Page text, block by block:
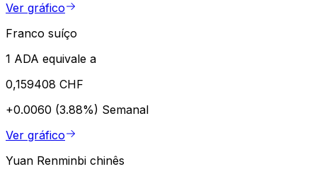
Ver gráfico
Franco suíço
1 ADA equivale a
0,159408 CHF
+0.0060 (3.88%) Semanal
Ver gráfico
Yuan Renminbi chinês